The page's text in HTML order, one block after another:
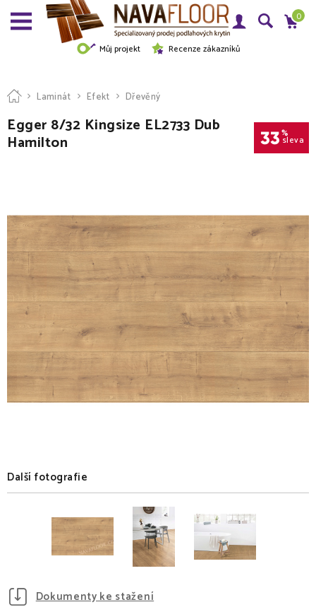
Můj projekt Recenze zákazníků
0
Laminát Efekt Dřevěný
Egger 8/32 Kingsize EL2733 Dub
Hamilton 33 %
sleva
Další fotografie
Dokumenty ke stažení